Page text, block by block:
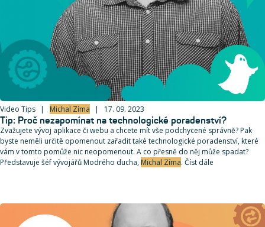
Video Tips Michal Zíma 17. 09. 2023
Tip: Proč nezapomínat na technologické poradenství?
Zvažujete vývoj aplikace či webu a chcete mít vše podchycené správně? Pak
byste neměli určitě opomenout zařadit také technologické poradenství, které
vám v tomto pomůže nic neopomenout. A co přesně do něj může spadat?
Představuje šéf vývojářů Modrého ducha, Michal Zíma. Číst dále